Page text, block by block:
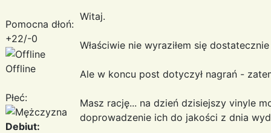
Pomocna dłoń:
+22/-0
Offline
Płeć:
Debiut:
Witaj.
Właściwie nie wyraziłem się
Ale w koncu post dotyczył nagrań -
Masz rację... na dzień dzisiejszy vinyle
doprowadzenie ich do jakości z dnia